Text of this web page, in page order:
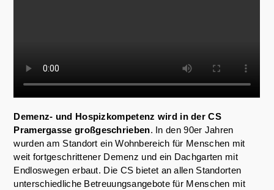
Demenz- und Hospizkompetenz wird in der CS
Pramergasse großgeschrieben. In den 90er Jahren
wurden am Standort ein Wohnbereich für Menschen mit
weit fortgeschrittener Demenz und ein Dachgarten mit
Endloswegen erbaut. Die CS bietet an allen Standorten
unterschiedliche Betreuungsangebote für Menschen mit